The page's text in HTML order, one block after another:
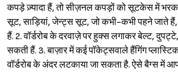
कपड़े ज़्यादा हैं, तो सीज़नल कपड़ों को सूटकेस में भरकर
सूट, साड़ियां, जेन्ट्स सूट, जो कभी-कभी पहने जाते हैं,
हैं. 2. वॉर्डरोब के दरवाज़े पर हुक्स लगाकर बेल्ट,
सकती हैं. 3. बाज़ार में कई पॉकेट्सवाले हैंगिंग
वॉर्डरोब के अंदर लटकाया जा सकता है. ऐसे बैग्स में